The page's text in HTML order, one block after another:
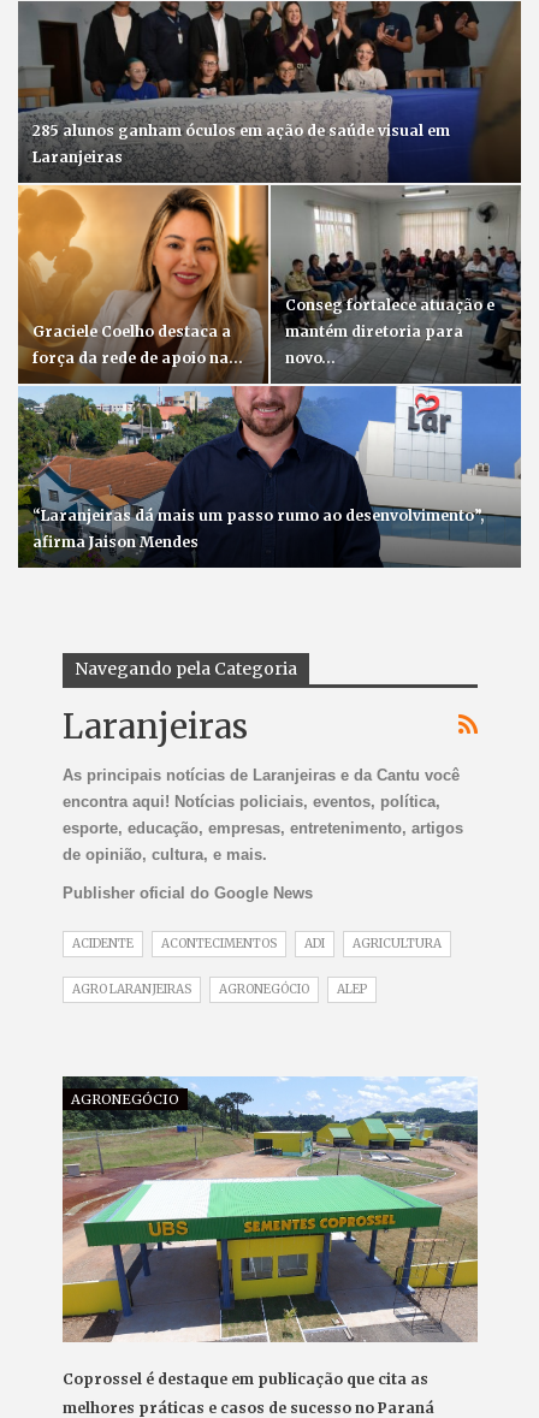
285 alunos ganham óculos em ação de saúde visual em
Laranjeiras
Graciele Coelho destaca a
força da rede de apoio na…
Conseg fortalece atuação e
mantém diretoria para
novo…
“Laranjeiras dá mais um passo rumo ao desenvolvimento”,
afirma Jaison Mendes
Navegando pela Categoria
Laranjeiras
As principais notícias de Laranjeiras e da Cantu você
encontra aqui! Notícias policiais, eventos, política,
esporte, educação, empresas, entretenimento, artigos
de opinião, cultura, e mais.
Publisher oficial do Google News
ACIDENTE ACONTECIMENTOS ADI AGRICULTURA
AGRO LARANJEIRAS AGRONEGÓCIO ALEP
AGRONEGÓCIO
Coprossel é destaque em publicação que cita as
melhores práticas e casos de sucesso no Paraná